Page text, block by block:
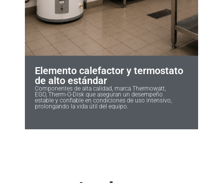
Elemento calefactor y termostato
de alto estándar
Componentes de alta calidad, marca Thermowatt,
EGO, Therm-O-Disk que aseguran un desempeño
estable y confiable en condiciones de uso intensivo,
prolongando la vida útil del equipo.